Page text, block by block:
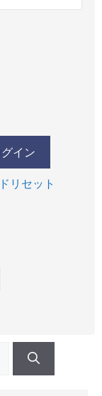
リセット